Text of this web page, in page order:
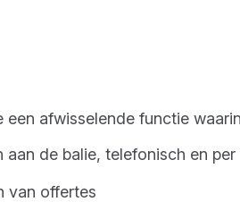
afwisselende functie
de balie, telefonisch en per
van offertes